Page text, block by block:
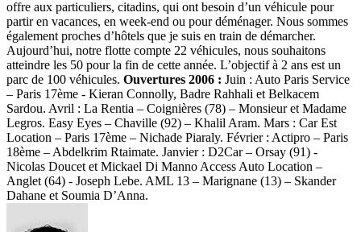
offre aux particuliers, citadins, qui ont besoin d’un véhicule pour
partir en vacances, en week-end ou pour déménager. Nous sommes
également proches d’hôtels que je suis en train de démarcher.
Aujourd’hui, notre flotte compte 22 véhicules, nous souhaitons
atteindre les 50 pour la fin de cette année. L’objectif à 2 ans est un
parc de 100 véhicules. Ouvertures 2006 : Juin : Auto Paris Service
– Paris 17ème - Kieran Connolly, Badre Rahhali et Belkacem
Sardou. Avril : La Rentia – Coignières (78) – Monsieur et Madame
Legros. Easy Eyes – Chaville (92) – Khalil Aram. Mars : Car Est
Location – Paris 17ème – Nichade Piaraly. Février : Actipro – Paris
18ème – Abdelkrim Rtaimate. Janvier : D2Car – Orsay (91) -
Nicolas Doucet et Mickael Di Manno Access Auto Location –
Anglet (64) - Joseph Lebe. AML 13 – Marignane (13) – Skander
Dahane et Soumia D’Anna.